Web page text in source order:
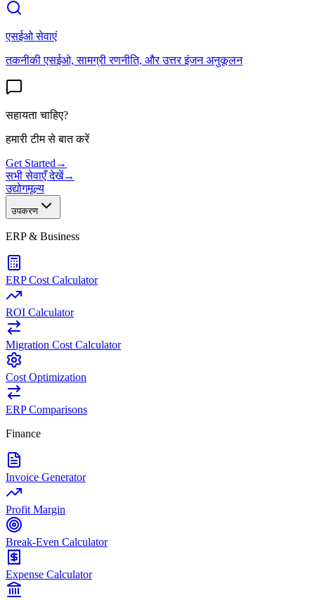
एसईओ सेवाएं
तकनीकी एसईओ, सामग्री रणनीति, और उत्तर इंजन अनुकूलन
सहायता चाहिए?
हमारी टीम से बात करें
Get Started →
सभी सेवाएँ देखें→
उद्योगमूल्य
उपकरण
ERP & Business
ERP Cost Calculator
ROI Calculator
Migration Cost Calculator
Cost Optimization
ERP Comparisons
Finance
Invoice Generator
Profit Margin
Break-Even Calculator
Expense Calculator